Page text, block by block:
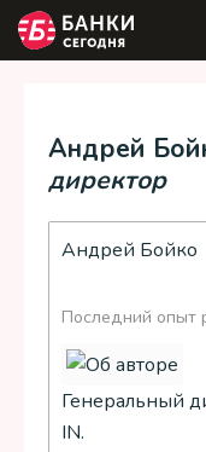
Андрей
директор
Андрей Бойко
Последний опыт
Генеральный
IN.